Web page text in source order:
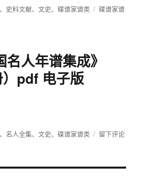
册）
、 史料文献、文史、碟谱家谱类
标
碟谱家谱
名人年谱集成》
）pdf 电子版
、 名人全集、文史、碟谱家谱类
于
中
留下评论